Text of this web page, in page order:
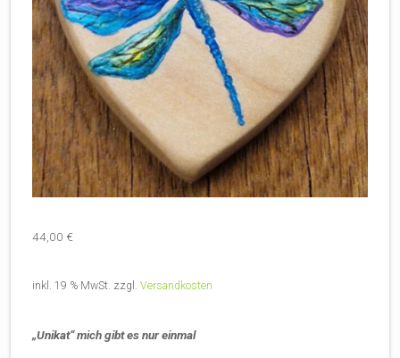
44,00 €
inkl. 19 % MwSt. zzgl. Versandkosten
„Unikat“ mich gibt es nur einmal